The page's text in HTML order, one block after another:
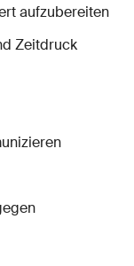
aufzubereiten
Zeitdruck